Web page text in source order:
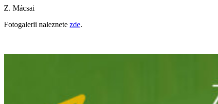
Z. Mácsai
Fotogalerii naleznete zde.